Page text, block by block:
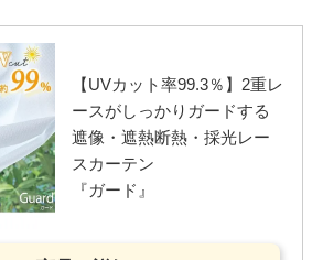
【UVカット率99.3％】2重レ
ースがしっかりガードする
遮像・遮熱断熱・採光レー
スカーテン
『ガード』